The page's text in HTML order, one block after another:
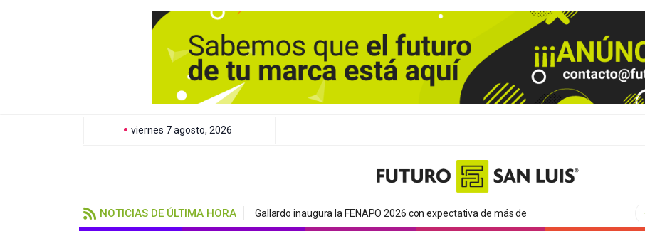
viernes 7 agosto, 2026
NOTICIAS DE ÚLTIMA HORA Gallardo inaugura la FENAPO 2026 con expectativa de más de